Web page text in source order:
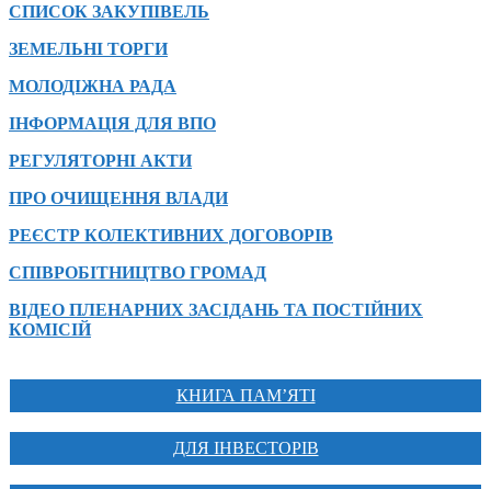
СПИСОК ЗАКУПІВЕЛЬ
ЗЕМЕЛЬНІ ТОРГИ
МОЛОДІЖНА РАДА
ІНФОРМАЦІЯ ДЛЯ ВПО
РЕГУЛЯТОРНІ АКТИ
ПРО ОЧИЩЕННЯ ВЛАДИ
РЕЄСТР КОЛЕКТИВНИХ ДОГОВОРІВ
СПІВРОБІТНИЦТВО ГРОМАД
ВІДЕО ПЛЕНАРНИХ ЗАСІДАНЬ ТА ПОСТІЙНИХ
КОМІСІЙ
КНИГА ПАМ’ЯТІ
ДЛЯ ІНВЕСТОРІВ